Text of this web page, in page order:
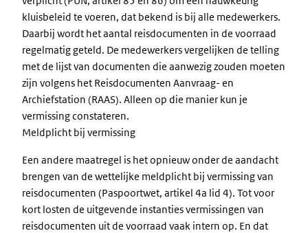
kluisbeleid te voeren, dat bekend is bij alle medewerkers.
Daarbij wordt het aantal reisdocumenten in de voorraad
regelmatig geteld. De medewerkers vergelijken de telling
met de lijst van documenten die aanwezig zouden moeten
zijn volgens het Reisdocumenten Aanvraag- en
Archiefstation (RAAS). Alleen op die manier kun je
vermissing constateren.
Meldplicht bij vermissing
Een andere maatregel is het opnieuw onder de aandacht
brengen van de wettelijke meldplicht bij vermissing van
reisdocumenten (Paspoortwet, artikel 4a lid 4). Tot voor
kort losten de uitgevende instanties vermissingen van
reisdocumenten uit de voorraad vaak intern op. En dat